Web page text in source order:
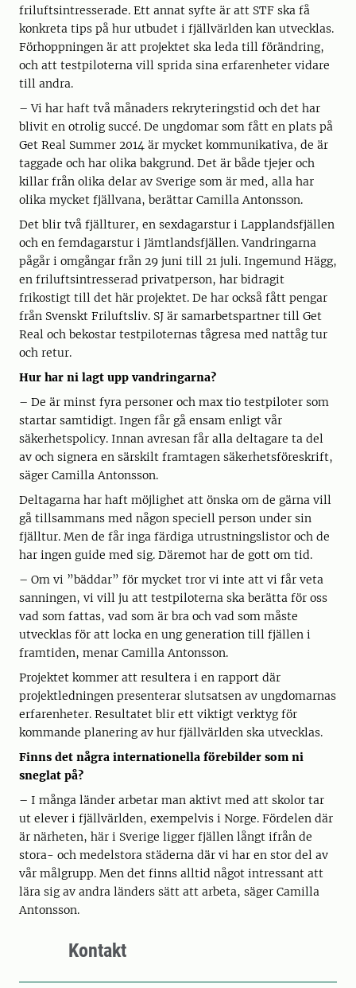
friluftsintresserade. Ett annat syfte är att STF ska få
konkreta tips på hur utbudet i fjällvärlden kan utvecklas.
Förhoppningen är att projektet ska leda till förändring,
och att testpiloterna vill sprida sina erfarenheter vidare
till andra.
– Vi har haft två månaders rekryteringstid och det har
blivit en otrolig succé. De ungdomar som fått en plats på
Get Real Summer 2014 är mycket kommunikativa, de är
taggade och har olika bakgrund. Det är både tjejer och
killar från olika delar av Sverige som är med, alla har
olika mycket fjällvana, berättar Camilla Antonsson.
Det blir två fjällturer, en sexdagarstur i Lapplandsfjällen
och en femdagarstur i Jämtlandsfjällen. Vandringarna
pågår i omgångar från 29 juni till 21 juli. Ingemund Hägg,
en friluftsintresserad privatperson, har bidragit
frikostigt till det här projektet. De har också fått pengar
från Svenskt Friluftsliv. SJ är samarbetspartner till Get
Real och bekostar testpiloternas tågresa med nattåg tur
och retur.
Hur har ni lagt upp vandringarna?
– De är minst fyra personer och max tio testpiloter som
startar samtidigt. Ingen får gå ensam enligt vår
säkerhetspolicy. Innan avresan får alla deltagare ta del
av och signera en särskilt framtagen säkerhetsföreskrift,
säger Camilla Antonsson.
Deltagarna har haft möjlighet att önska om de gärna vill
gå tillsammans med någon speciell person under sin
fjälltur. Men de får inga färdiga utrustningslistor och de
har ingen guide med sig. Däremot har de gott om tid.
– Om vi ”bäddar” för mycket tror vi inte att vi får veta
sanningen, vi vill ju att testpiloterna ska berätta för oss
vad som fattas, vad som är bra och vad som måste
utvecklas för att locka en ung generation till fjällen i
framtiden, menar Camilla Antonsson.
Projektet kommer att resultera i en rapport där
projektledningen presenterar slutsatsen av ungdomarnas
erfarenheter. Resultatet blir ett viktigt verktyg för
kommande planering av hur fjällvärlden ska utvecklas.
Finns det några internationella förebilder som ni
sneglat på?
– I många länder arbetar man aktivt med att skolor tar
ut elever i fjällvärlden, exempelvis i Norge. Fördelen där
är närheten, här i Sverige ligger fjällen långt ifrån de
stora- och medelstora städerna där vi har en stor del av
vår målgrupp. Men det finns alltid något intressant att
lära sig av andra länders sätt att arbeta, säger Camilla
Antonsson.
Kontakt